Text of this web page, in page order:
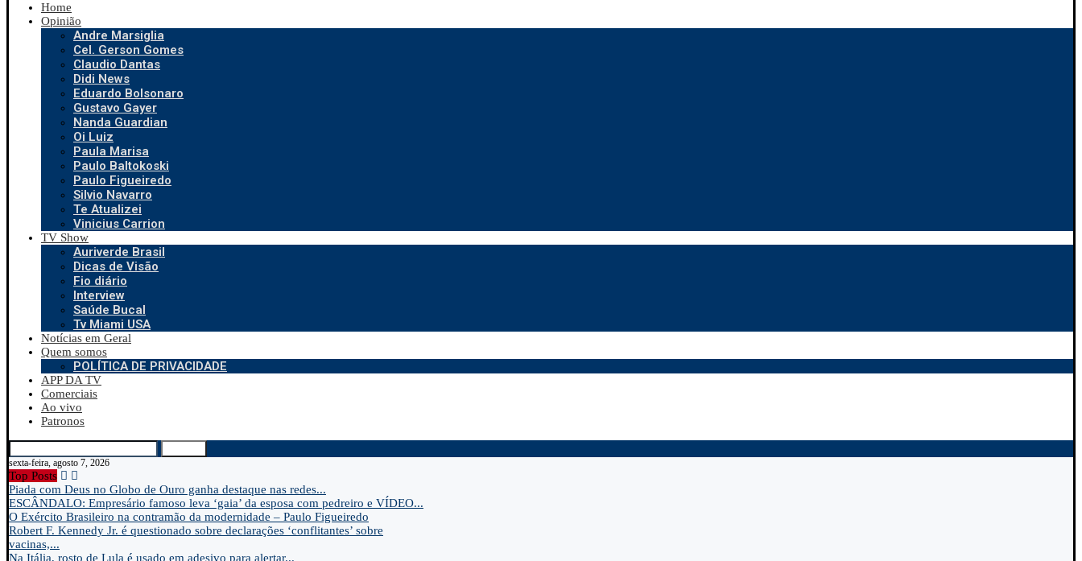
Home
Opinião
Andre Marsiglia
Cel. Gerson Gomes
Claudio Dantas
Didi News
Eduardo Bolsonaro
Gustavo Gayer
Nanda Guardian
Oi Luiz
Paula Marisa
Paulo Baltokoski
Paulo Figueiredo
Silvio Navarro
Te Atualizei
Vinicius Carrion
TV Show
Auriverde Brasil
Dicas de Visão
Fio diário
Interview
Saúde Bucal
Tv Miami USA
Notícias em Geral
Quem somos
POLÍTICA DE PRIVACIDADE
APP DA TV
Comerciais
Ao vivo
Patronos
sexta-feira, agosto 7, 2026
Top Posts
Piada com Deus no Globo de Ouro ganha destaque nas redes...
ESCÂNDALO: Empresário famoso leva ‘gaia’ da esposa com pedreiro e VÍDEO...
O Exército Brasileiro na contramão da modernidade – Paulo Figueiredo
Robert F. Kennedy Jr. é questionado sobre declarações ‘conflitantes’ sobre
vacinas,...
Na Itália, rosto de Lula é usado em adesivo para alertar...